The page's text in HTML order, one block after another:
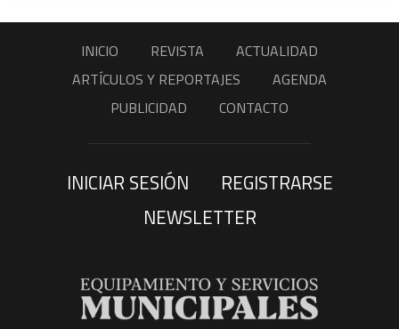
INICIO REVISTA
ACTUALIDAD
ARTÍCULOS Y REPORTAJES
AGENDA
PUBLICIDAD
CONTACTO
INICIAR SESIÓN
REGISTRARSE
NEWSLETTER